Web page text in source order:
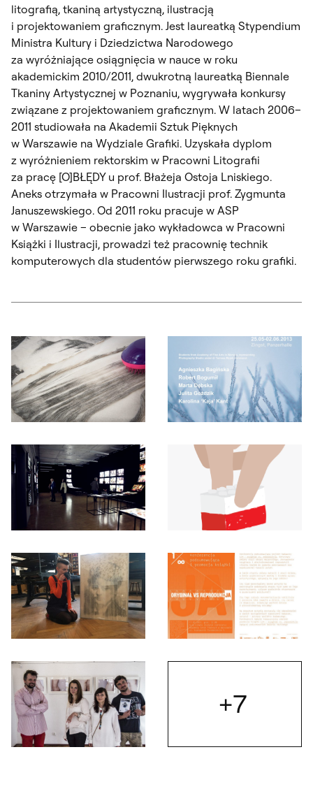
litografią, tkaniną artystyczną, ilustracją
i projektowaniem graficznym. Jest laureatką Stypendium
Ministra Kultury i Dziedzictwa Narodowego
za wyróżniające osiągnięcia w nauce w roku
akademickim 2010/2011, dwukrotną laureatką Biennale
Tkaniny Artystycznej w Poznaniu, wygrywała konkursy
związane z projektowaniem graficznym. W latach 2006–
2011 studiowała na Akademii Sztuk Pięknych
w Warszawie na Wydziale Grafiki. Uzyskała dyplom
z wyróżnieniem rektorskim w Pracowni Litografii
za pracę [O]BŁĘDY u prof. Błażeja Ostoja Lniskiego.
Aneks otrzymała w Pracowni Ilustracji prof. Zygmunta
Januszewskiego. Od 2011 roku pracuje w ASP
w Warszawie – obecnie jako wykładowca w Pracowni
Książki i Ilustracji, prowadzi też pracownię technik
komputerowych dla studentów pierwszego roku grafiki.
+7